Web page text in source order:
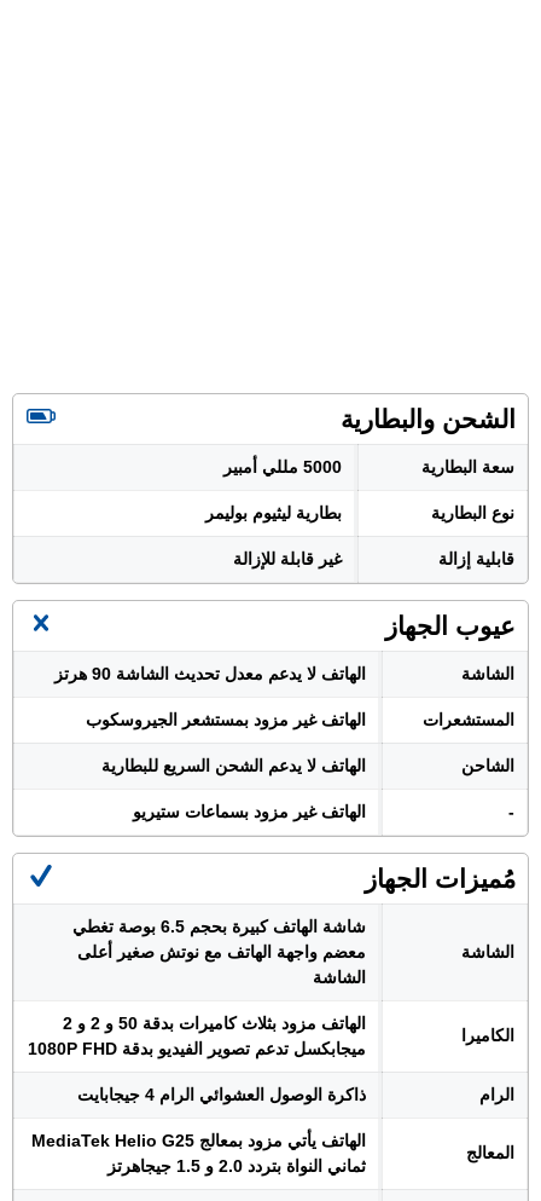
الشحن والبطارية
سعة البطارية 5000 مللي أمبير
نوع البطارية بطارية ليثيوم بوليمر
قابلية إزالة غير قابلة للإزالة
عيوب الجهاز
الشاشة الهاتف لا يدعم معدل تحديث الشاشة 90 هرتز
المستشعرات الهاتف غير مزود بمستشعر الجيروسكوب
الشاحن الهاتف لا يدعم الشحن السريع للبطارية
- الهاتف غير مزود بسماعات ستيريو
مُميزات الجهاز
الشاشة
شاشة الهاتف كبيرة بحجم 6.5 بوصة تغطي
معضم واجهة الهاتف مع نوتش صغير أعلى
الشاشة
الكاميرا
الهاتف مزود بثلاث كاميرات بدقة 50 و 2 و 2
ميجابكسل تدعم تصوير الفيديو بدقة 1080P FHD
الرام ذاكرة الوصول العشوائي الرام 4 جيجابايت
المعالج
الهاتف يأتي مزود بمعالج MediaTek Helio G25
ثماني النواة بتردد 2.0 و 1.5 جيجاهرتز